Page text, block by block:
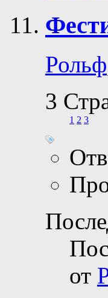
Рольф
3
1 2 3
от